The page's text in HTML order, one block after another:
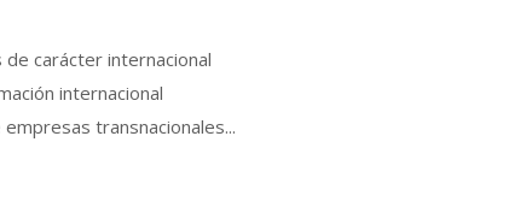
carácter internacional
internacional
transnacionales...